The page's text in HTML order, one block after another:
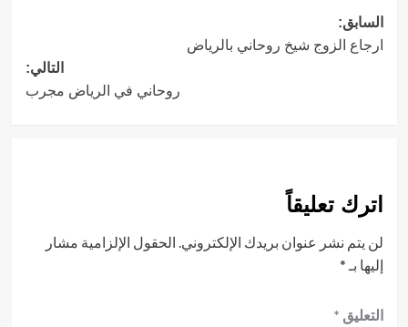
تصفّح
المقالات
السابق:
ارجاع الزوج شيخ روحاني بالرياض
التالي:
روحاني في الرياض مجرب
اترك تعليقاً
لن يتم نشر عنوان بريدك الإلكتروني. الحقول الإلزامية مشار
إليها بـ *
التعليق *